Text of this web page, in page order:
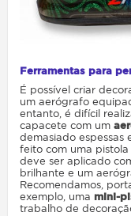
Ferramentas para
É possível criar
um aerógrafo
entanto, é difícil
capacete com um
demasiado espessas
feito com uma
deve ser aplicado
brilhante e um
Recomendamos,
exemplo, uma mini-
trabalho de